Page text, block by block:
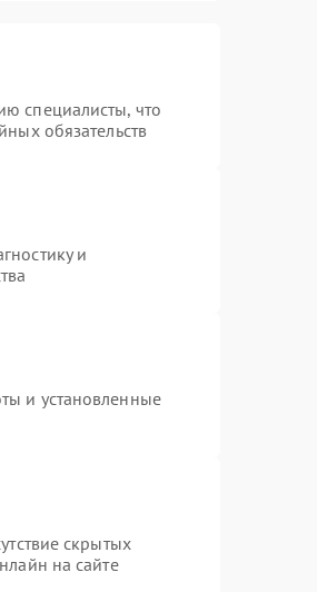
специалисты, что
обязательств
и
и установленные
скрытых
на сайте